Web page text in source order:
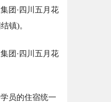
团·四川五月花
镇)。
团·四川五月花
员的住宿统一